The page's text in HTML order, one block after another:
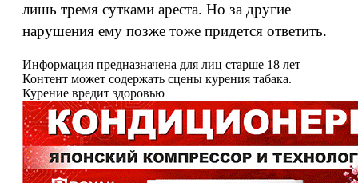
лишь тремя сутками ареста. Но за другие
нарушения ему позже тоже придется ответить.
Информация предназначена для лиц старше 18 лет
Контент может содержать сцены курения табака.
Курение вредит здоровью